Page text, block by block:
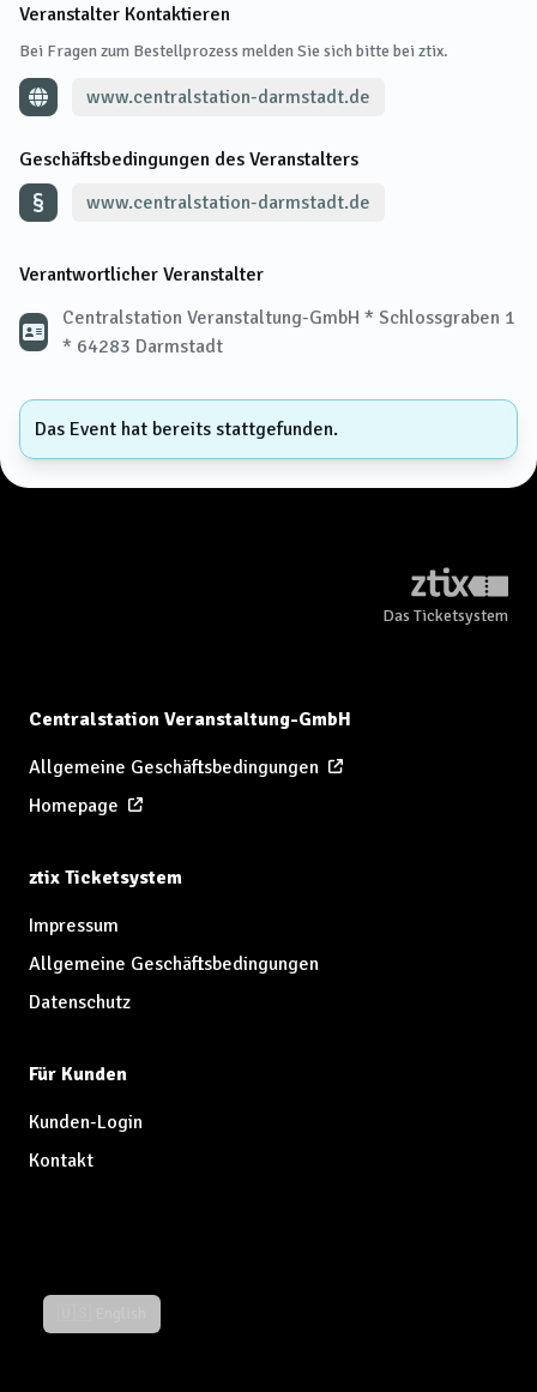
Veranstalter Kontaktieren
Bei Fragen zum Bestellprozess melden Sie sich bitte bei ztix.
www.centralstation-darmstadt.de
Geschäftsbedingungen des Veranstalters
www.centralstation-darmstadt.de
Verantwortlicher Veranstalter
Centralstation Veranstaltung-GmbH * Schlossgraben 1
* 64283 Darmstadt
Das Event hat bereits stattgefunden.
Das Ticketsystem
Centralstation Veranstaltung-GmbH
Allgemeine Geschäftsbedingungen
Homepage
ztix Ticketsystem
Impressum
Allgemeine Geschäftsbedingungen
Datenschutz
Für Kunden
Kunden-Login
Kontakt